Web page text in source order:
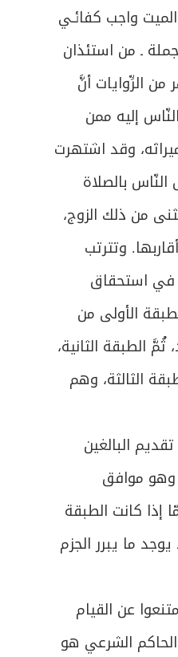
واجب كفائـي
ـ من استئذان
من الرِّوايات أنَّ
إليه ممن
وقد اشتهرت
بالصلاة
من ذلك الزوج،
وتترتب
في استحقاق
الأولى من
ثُمَّ الطبقة الثانية،
الثالثة، وهم
البالغين
موافق
إذا كانت الطبقة
ما يبرر الجزم
عن القيام
الحاكم الشرعي هو